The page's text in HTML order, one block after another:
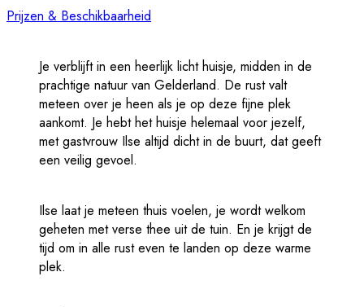
Prijzen & Beschikbaarheid
Je verblijft in een heerlijk licht huisje, midden in de
prachtige natuur van Gelderland. De rust valt
meteen over je heen als je op deze fijne plek
aankomt. Je hebt het huisje helemaal voor jezelf,
met gastvrouw Ilse altijd dicht in de buurt, dat geeft
een veilig gevoel.
Ilse laat je meteen thuis voelen, je wordt welkom
geheten met verse thee uit de tuin. En je krijgt de
tijd om in alle rust even te landen op deze warme
plek.